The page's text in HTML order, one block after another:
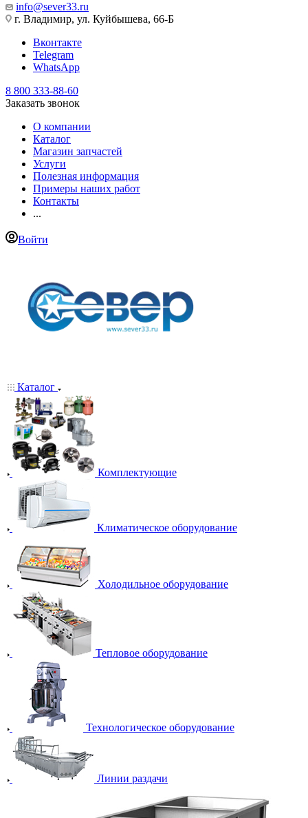
info@sever33.ru
г. Владимир, ул. Куйбышева, 66-Б
Вконтакте
Telegram
WhatsApp
8 800 333-88-60
Заказать звонок
О компании
Каталог
Магазин запчастей
Услуги
Полезная информация
Примеры наших работ
Контакты
...
Войти
Каталог
Комплектующие
Климатическое оборудование
Холодильное оборудование
Тепловое оборудование
Технологическое оборудование
Линии раздачи